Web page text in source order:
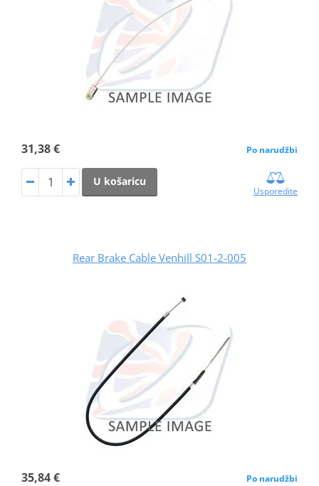
31,38 € Po narudžbi
U košaricu
Usporedite
Rear Brake Cable Venhill S01-2-005
35,84 € Po narudžbi